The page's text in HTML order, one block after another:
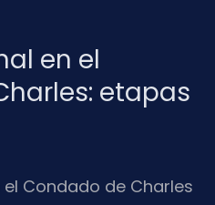
en el
etapas
Condado de Charles